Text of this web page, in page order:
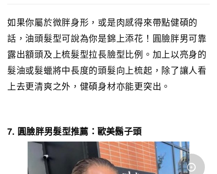
如果你屬於微胖身形，或是肉感得來帶點健碩的
話，油頭髮型可說為你是錦上添花！圓臉胖男可靠
露出額頭及上梳髮型拉長臉型比例。加上以亮身的
髮油或髮蠟將中長度的頭髮向上梳起，除了讓人看
上去更清爽之外，健碩身材亦能更突出。
7. 圓臉胖男髮型推薦：歐美鬍子頭